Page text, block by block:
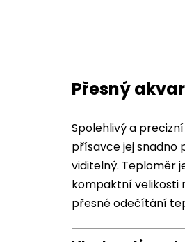
Přesný
Spolehlivý a
přísavce jej snadno
viditelný. Teploměr
kompaktní velikosti
přesné odečítání